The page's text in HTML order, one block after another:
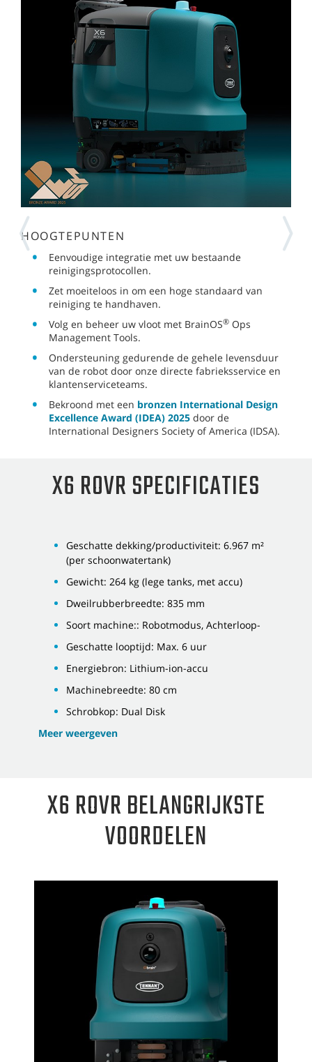
HOOGTEPUNTEN
Eenvoudige integratie met uw bestaande
reinigingsprotocollen.
Zet moeiteloos in om een hoge standaard van
reiniging te handhaven.
Volg en beheer uw vloot met BrainOS® Ops
Management Tools.
Ondersteuning gedurende de gehele levensduur
van de robot door onze directe fabrieksservice en
klantenserviceteams.
Bekroond met een bronzen International Design
Excellence Award (IDEA) 2025 door de
International Designers Society of America (IDSA).
X6 ROVR SPECIFICATIES
Geschatte dekking/productiviteit: 6.967 m²
(per schoonwatertank)
Gewicht: 264 kg (lege tanks, met accu)
Dweilrubberbreedte: 835 mm
Soort machine:: Robotmodus, Achterloop-
Geschatte looptijd: Max. 6 uur
Energiebron: Lithium-ion-accu
Machinebreedte: 80 cm
Schrobkop: Dual Disk
Meer weergeven
X6 ROVR BELANGRIJKSTE
VOORDELEN